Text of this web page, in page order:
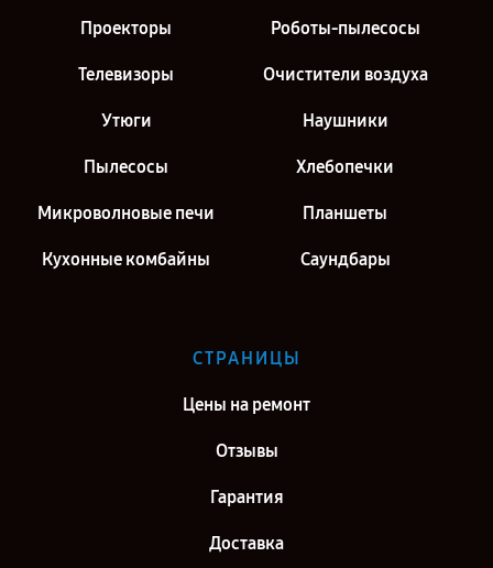
г. Киров
Ремонт парогенератора Philips PerfectCare 7000 Series PSG7130 в
Ремонт парогенератора Philips PerfectCare 7000 Series PSG7130 в
г. Санкт-Петербург
Проекторы Роботы-пылесосы
Телевизоры Очистители воздуха
Утюги Наушники
Пылесосы Хлебопечки
Микроволновые печи Планшеты
Кухонные комбайны Саундбары
СТРАНИЦЫ
Цены на ремонт
Отзывы
Гарантия
Доставка